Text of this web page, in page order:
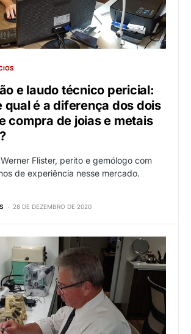
e laudo técnico pericial:
qual é a diferença dos dois
compra de joias e metais
Flister, perito e gemólogo com
de experiência nesse mercado.
28 DE DEZEMBRO DE 2020